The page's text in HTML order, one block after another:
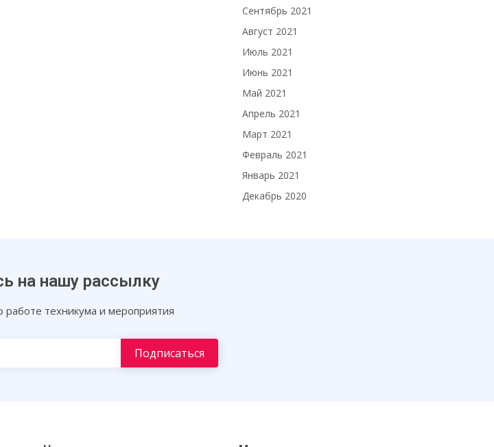
Сентябрь 2021
Август 2021
Июль 2021
Июнь 2021
Май 2021
Апрель 2021
Март 2021
Февраль 2021
Январь 2021
Декабрь 2020
на нашу рассылку
техникума и мероприятия